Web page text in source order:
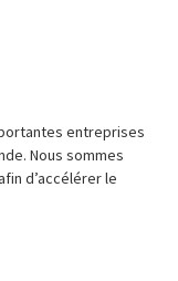
entreprises
Nous sommes
d’accélérer le